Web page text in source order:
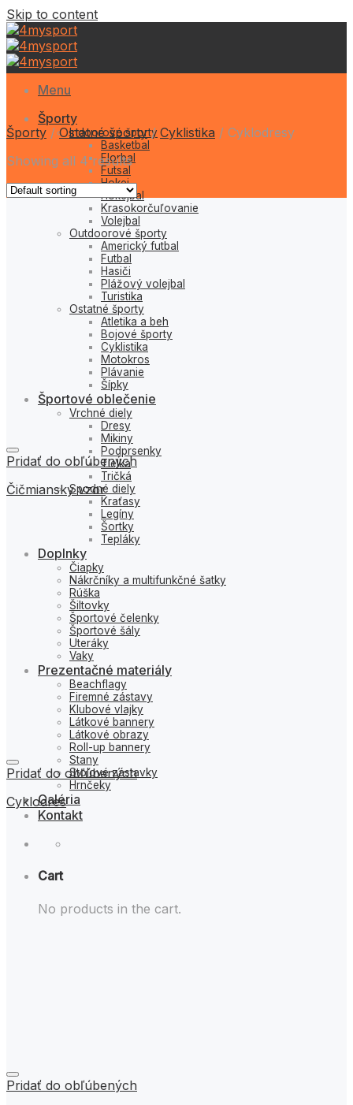
Skip to content
Menu
Športy
Indoorové športy
Basketbal
Florbal
Futsal
Hokej
Hokejbal
Krasokorčuľovanie
Volejbal
Outdoorové športy
Americký futbal
Futbal
Hasiči
Plážový volejbal
Turistika
Ostatné športy
Atletika a beh
Bojové športy
Cyklistika
Motokros
Plávanie
Šípky
Športové oblečenie
Vrchné diely
Dresy
Mikiny
Podprsenky
Tielka
Tričká
Spodné diely
Kraťasy
Legíny
Šortky
Tepláky
Doplnky
Čiapky
Nákrčníky a multifunkčné šatky
Rúška
Šiltovky
Športové čelenky
Športové šály
Uteráky
Vaky
Prezentačné materiály
Beachflagy
Firemné zástavy
Klubové vlajky
Látkové bannery
Látkové obrazy
Roll-up bannery
Stany
Stolové zástavky
Hrnčeky
Galéria
Kontakt
Cart
No products in the cart.
Športy / Ostatné športy / Cyklistika / Cyklodresy
Showing all 4 results
Pridať do obľúbených
Čičmiansky vzor
Pridať do obľúbených
Cyklodres
Pridať do obľúbených